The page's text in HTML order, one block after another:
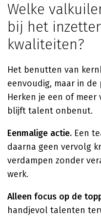
Welke
bij het
kwaliteiten?
Het benutten van
eenvoudig, maar in de
Herken je een of meer
blijft talent onbenut.
Eenmalige actie. Een
daarna geen vervolg
verdampen zonder
werk.
Alleen focus op de
handjevol talenten